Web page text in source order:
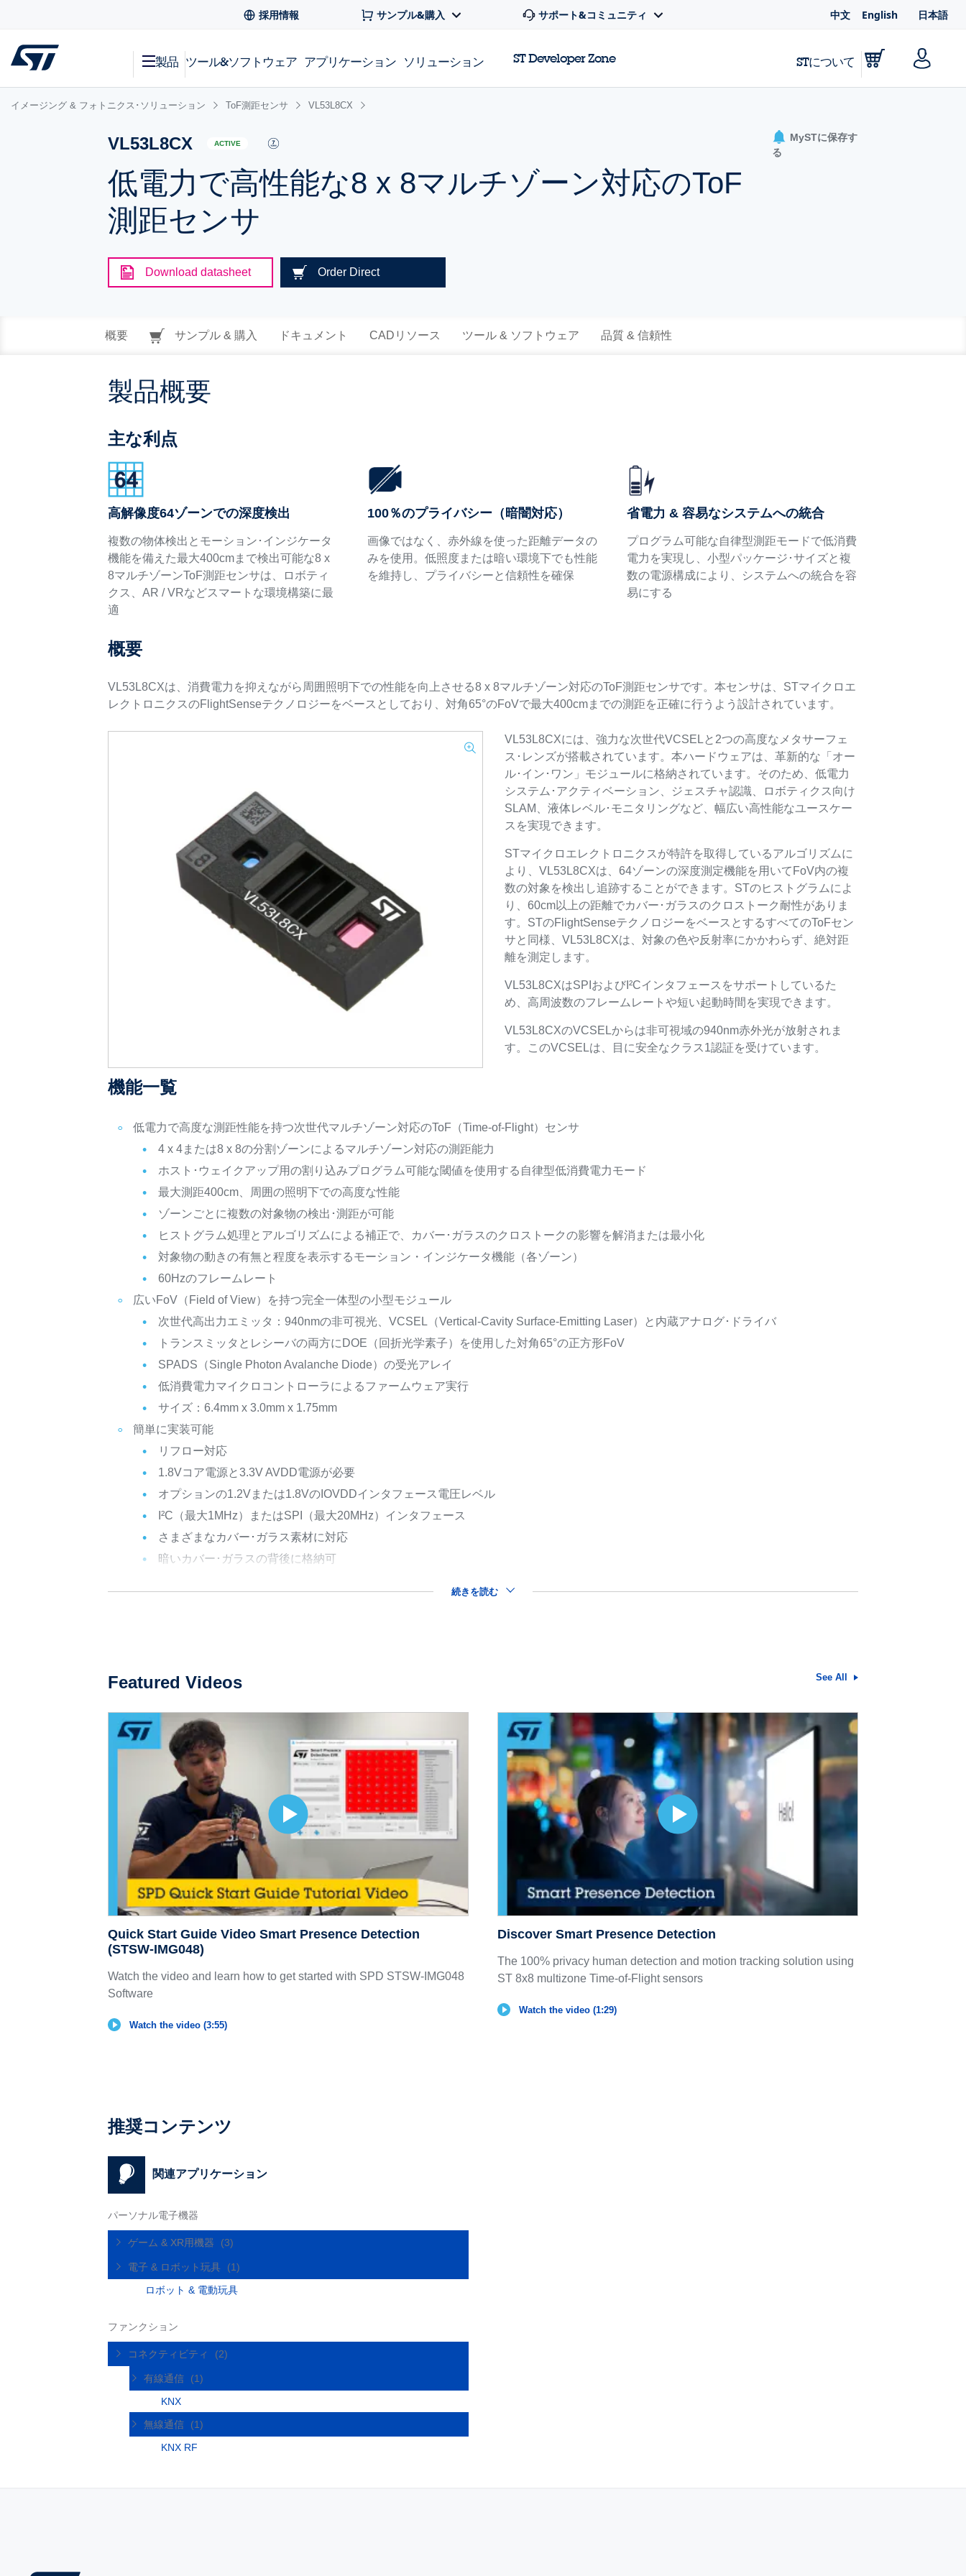
採用情報 サンプル&購入 サポート&コミュニティ 中文 English 日本語
製品 ツール&ソフトウェア アプリケーション ソリューション ST Developer Zone STについて
イメージング & フォトニクス･ソリューション ToF測距センサ VL53L8CX
VL53L8CX ACTIVE
低電力で高性能な8 x 8マルチゾーン対応のToF
測距センサ
MySTに保存す
る
Download datasheet Order Direct
概要 サンプル & 購入 ドキュメント CADリソース ツール & ソフトウェア 品質 & 信頼性
製品概要
主な利点
高解像度64ゾーンでの深度検出
複数の物体検出とモーション･インジケータ
機能を備えた最大400cmまで検出可能な8 x
8マルチゾーンToF測距センサは、ロボティ
クス、AR / VRなどスマートな環境構築に最
適
100％のプライバシー（暗闇対応）
画像ではなく、赤外線を使った距離データの
みを使用。低照度または暗い環境下でも性能
を維持し、プライバシーと信頼性を確保
省電力 & 容易なシステムへの統合
プログラム可能な自律型測距モードで低消費
電力を実現し、小型パッケージ･サイズと複
数の電源構成により、システムへの統合を容
易にする
概要
VL53L8CXは、消費電力を抑えながら周囲照明下での性能を向上させる8 x 8マルチゾーン対応のToF測距センサです。本センサは、STマイクロエ
レクトロニクスのFlightSenseテクノロジーをベースとしており、対角65°のFoVで最大400cmまでの測距を正確に行うよう設計されています。
VL53L8CXには、強力な次世代VCSELと2つの高度なメタサーフェ
ス･レンズが搭載されています。本ハードウェアは、革新的な「オー
ル･イン･ワン」モジュールに格納されています。そのため、低電力
システム･アクティベーション、ジェスチャ認識、ロボティクス向け
SLAM、液体レベル･モニタリングなど、幅広い高性能なユースケー
スを実現できます。
STマイクロエレクトロニクスが特許を取得しているアルゴリズムに
より、VL53L8CXは、64ゾーンの深度測定機能を用いてFoV内の複
数の対象を検出し追跡することができます。STのヒストグラムによ
り、60cm以上の距離でカバー･ガラスのクロストーク耐性がありま
す。STのFlightSenseテクノロジーをベースとするすべてのToFセン
サと同様、VL53L8CXは、対象の色や反射率にかかわらず、絶対距
離を測定します。
VL53L8CXはSPIおよびI²Cインタフェースをサポートしているた
め、高周波数のフレームレートや短い起動時間を実現できます。
VL53L8CXのVCSELからは非可視域の940nm赤外光が放射されま
す。このVCSELは、目に安全なクラス1認証を受けています。
機能一覧
低電力で高度な測距性能を持つ次世代マルチゾーン対応のToF（Time-of-Flight）センサ
4 x 4または8 x 8の分割ゾーンによるマルチゾーン対応の測距能力
ホスト･ウェイクアップ用の割り込みプログラム可能な閾値を使用する自律型低消費電力モード
最大測距400cm、周囲の照明下での高度な性能
ゾーンごとに複数の対象物の検出･測距が可能
ヒストグラム処理とアルゴリズムによる補正で、カバー･ガラスのクロストークの影響を解消または最小化
対象物の動きの有無と程度を表示するモーション・インジケータ機能（各ゾーン）
60Hzのフレームレート
広いFoV（Field of View）を持つ完全一体型の小型モジュール
次世代高出力エミッタ：940nmの非可視光、VCSEL（Vertical-Cavity Surface-Emitting Laser）と内蔵アナログ･ドライバ
トランスミッタとレシーバの両方にDOE（回折光学素子）を使用した対角65°の正方形FoV
SPADS（Single Photon Avalanche Diode）の受光アレイ
低消費電力マイクロコントローラによるファームウェア実行
サイズ：6.4mm x 3.0mm x 1.75mm
簡単に実装可能
リフロー対応
1.8Vコア電源と3.3V AVDD電源が必要
オプションの1.2Vまたは1.8VのIOVDDインタフェース電圧レベル
I²C（最大1MHz）またはSPI（最大20MHz）インタフェース
さまざまなカバー･ガラス素材に対応
暗いカバー･ガラスの背後に格納可
続きを読む
Featured Videos See All
Quick Start Guide Video Smart Presence Detection
(STSW-IMG048)
Watch the video and learn how to get started with SPD STSW-IMG048
Software
Watch the video (3:55)
Discover Smart Presence Detection
The 100% privacy human detection and motion tracking solution using
ST 8x8 multizone Time-of-Flight sensors
Watch the video (1:29)
推奨コンテンツ
関連アプリケーション
パーソナル電子機器
ゲーム & XR用機器 (3)
電子 & ロボット玩具
(1)
ロボット & 電動玩具
ファンクション
コネクティビティ (2)
有線通信
(1)
KNX
無線通信
(1)
KNX RF